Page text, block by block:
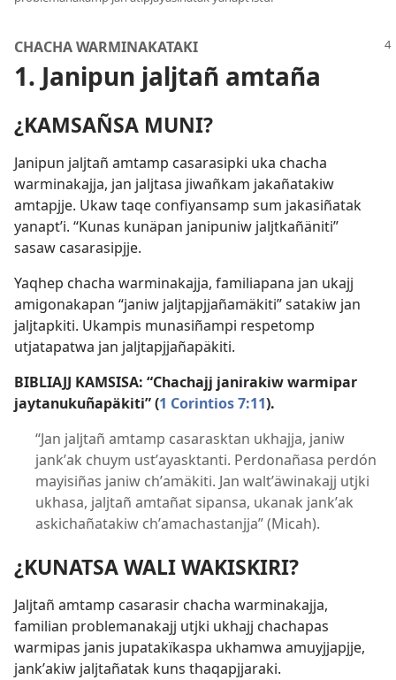
CHACHA WARMINAKATAKI
1. Janipun jaljtañ amtaña
¿KAMSAÑSA MUNI?
Janipun jaljtañ amtamp casarasipki uka chacha
warminakajja, jan jaljtasa jiwañkam jakañatakiw
amtapjje. Ukaw taqe confiyansamp sum jakasiñatak
yanaptʼi. “Kunas kunäpan janipuniw jaljtkañäniti”
sasaw casarasipjje.
Yaqhep chacha warminakajja, familiapana jan ukajj
amigonakapan “janiw jaljtapjjañamäkiti” satakiw jan
jaljtapkiti. Ukampis munasiñampi respetomp
utjatapatwa jan jaljtapjjañapäkiti.
BIBLIAJJ KAMSISA: “Chachajj janirakiw warmipar
jaytanukuñapäkiti” (1 Corintios 7:11).
“Jan jaljtañ amtamp casarasktan ukhajja, janiw
jankʼak chuym ustʼayasktanti. Perdonañasa perdón
mayisiñas janiw chʼamäkiti. Jan waltʼäwinakajj utjki
ukhasa, jaljtañ amtañat sipansa, ukanak jankʼak
askichañatakiw chʼamachastanjja” (Micah).
¿KUNATSA WALI WAKISKIRI?
Jaljtañ amtamp casarasir chacha warminakajja,
familian problemanakajj utjki ukhajj chachapas
warmipas janis jupatakïkaspa ukhamwa amuyjjapjje,
jankʼakiw jaljtañatak kuns thaqapjjaraki.